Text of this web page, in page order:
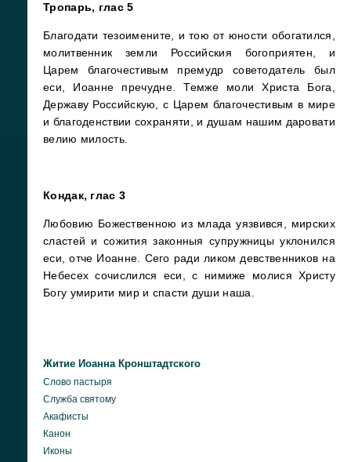
Тропарь, глас 5
Благодати тезоимените, и тою от юности обогатился,
молитвенник земли Российския богоприятен, и
Царем благочестивым премудр советодатель был
еси, Иоанне пречудне. Темже моли Христа Бога,
Державу Российскую, с Царем благочестивым в мире
и благоденствии сохраняти, и душам нашим даровати
велию милость.
Кондак, глас 3
Любовию Божественною из млада уязвився, мирских
сластей и сожития законныя супружницы уклонился
еси, отче Иоанне. Сего ради ликом девственников на
Небесех сочислился еси, с нимиже молися Христу
Богу умирити мир и спасти души наша.
Житие Иоанна Кронштадтского
Слово пастыря
Служба святому
Акафисты
Канон
Иконы